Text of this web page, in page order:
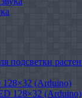
подсветки
128×32 (Arduino)
128×32 (Arduino)